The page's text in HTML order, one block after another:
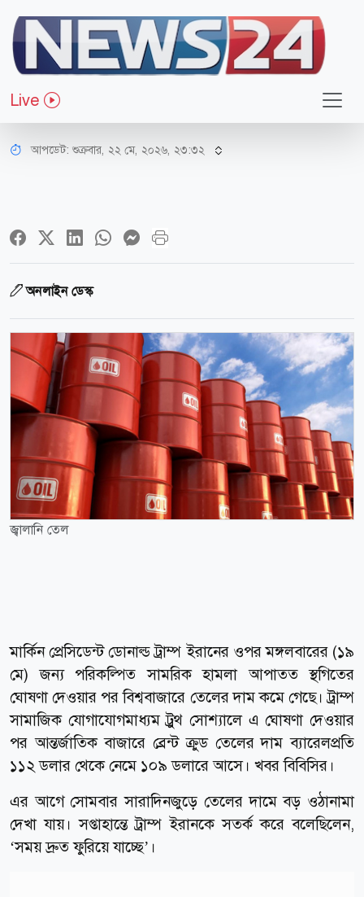
Live
আন্তর্জাতিক
ইরানে হামলা স্থগিত ঘোষণার পর কমলো
তেলের দাম
আপডেট: শুক্রবার, ২২ মে, ২০২৬, ২৩:৩২
অনলাইন ডেস্ক
জ্বালানি তেল
মার্কিন প্রেসিডেন্ট ডোনাল্ড ট্রাম্প ইরানের ওপর মঙ্গলবারের (১৯
মে) জন্য পরিকল্পিত সামরিক হামলা আপাতত স্থগিতের
ঘোষণা দেওয়ার পর বিশ্ববাজারে তেলের দাম কমে গেছে। ট্রাম্প
সামাজিক যোগাযোগমাধ্যম ট্রুথ সোশ্যালে এ ঘোষণা দেওয়ার
পর আন্তর্জাতিক বাজারে ব্রেন্ট ক্রুড তেলের দাম ব্যারেলপ্রতি
১১২ ডলার থেকে নেমে ১০৯ ডলারে আসে। খবর বিবিসির।
এর আগে সোমবার সারাদিনজুড়ে তেলের দামে বড় ওঠানামা
দেখা যায়। সপ্তাহান্তে ট্রাম্প ইরানকে সতর্ক করে বলেছিলেন,
‘সময় দ্রুত ফুরিয়ে যাচ্ছে’।